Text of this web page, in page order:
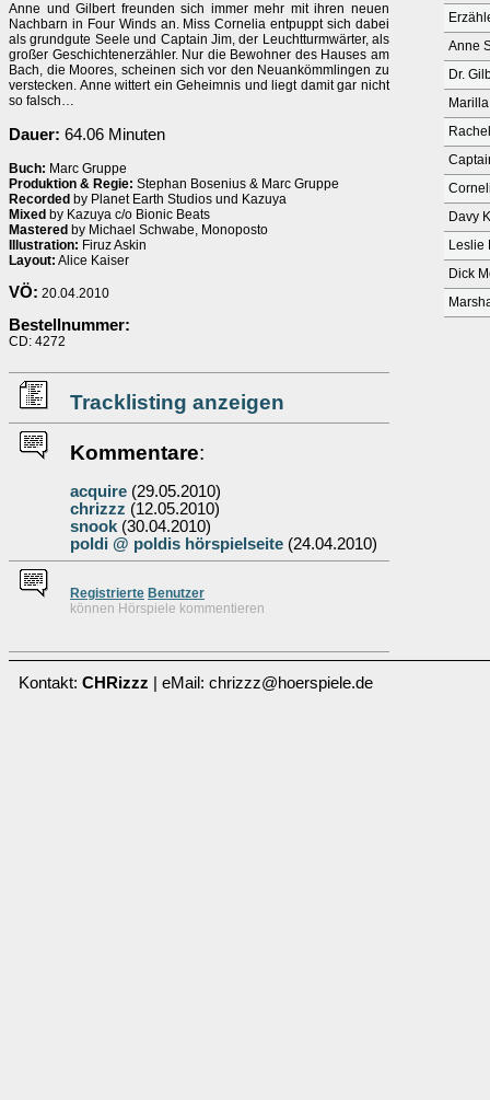
Anne und Gilbert freunden sich immer mehr mit ihren neuen
Nachbarn in Four Winds an. Miss Cornelia entpuppt sich dabei
als grundgute Seele und Captain Jim, der Leuchtturmwärter, als
großer Geschichtenerzähler. Nur die Bewohner des Hauses am
Bach, die Moores, scheinen sich vor den Neuankömmlingen zu
verstecken. Anne wittert ein Geheimnis und liegt damit gar nicht
so falsch…
Dauer: 64.06 Minuten
Buch: Marc Gruppe
Produktion & Regie: Stephan Bosenius & Marc Gruppe
Recorded by Planet Earth Studios und Kazuya
Mixed by Kazuya c/o Bionic Beats
Mastered by Michael Schwabe, Monoposto
Illustration: Firuz Askin
Layout: Alice Kaiser
VÖ: 20.04.2010
Bestellnummer:
CD: 4272
Tracklisting anzeigen
Kommentare:
acquire (29.05.2010)
chrizzz (12.05.2010)
snook (30.04.2010)
poldi @ poldis hörspielseite (24.04.2010)
Registrierte Benutzer
können Hörspiele kommentieren
Anne
Dr.
Davy
Leslie
Dick
Kontakt: CHRizzz | eMail: chrizzz@hoerspiele.de